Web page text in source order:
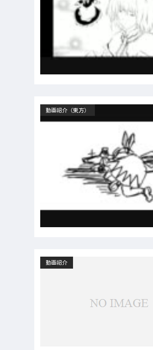
動画紹介（東方）
動画紹介